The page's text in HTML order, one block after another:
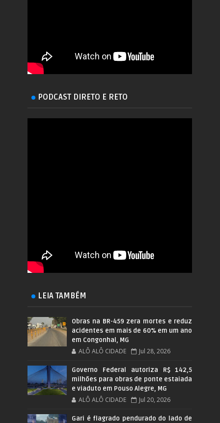
PODCAST DIRETO E RETO
LEIA TAMBÉM
Obras na BR-459 zera mortes e reduz
acidentes em mais de 60% em um ano
em Congonhal, MG
ALÔ ALÔ CIDADE Jul 28, 2026
Governo Federal autoriza R$ 142,5
milhões para obras de ponte estaiada
e viaduto em Pouso Alegre, MG
ALÔ ALÔ CIDADE Jul 20, 2026
Gari é flagrado pendurado do lado de